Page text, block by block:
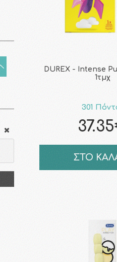
DUREX - Intense
1τμχ
301
ΣΤΟ